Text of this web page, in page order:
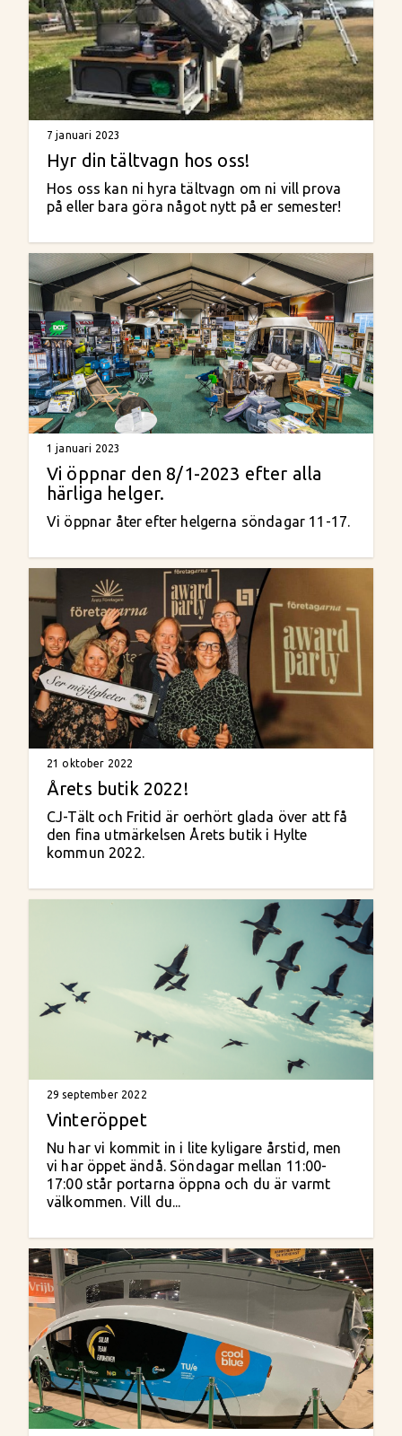
7 januari 2023
Hyr din tältvagn hos oss!
Hos oss kan ni hyra tältvagn om ni vill prova
på eller bara göra något nytt på er semester!
1 januari 2023
Vi öppnar den 8/1-2023 efter alla
härliga helger.
Vi öppnar åter efter helgerna söndagar 11-17.
21 oktober 2022
Årets butik 2022!
CJ-Tält och Fritid är oerhört glada över att få
den fina utmärkelsen Årets butik i Hylte
kommun 2022.
29 september 2022
Vinteröppet
Nu har vi kommit in i lite kyligare årstid, men
vi har öppet ändå. Söndagar mellan 11:00-
17:00 står portarna öppna och du är varmt
välkommen. Vill du...